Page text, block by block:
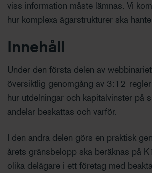
viss information måste lämnas. Vi
hur komplexa ägarstrukturer ska
Innehåll
Under den första delen av
översiktlig genomgång av 3:12-
hur utdelningar och kapitalvinster på
andelar beskattas och varför.
I den andra delen görs en praktisk
årets gränsbelopp ska beräknas på
olika delägare i ett företag med